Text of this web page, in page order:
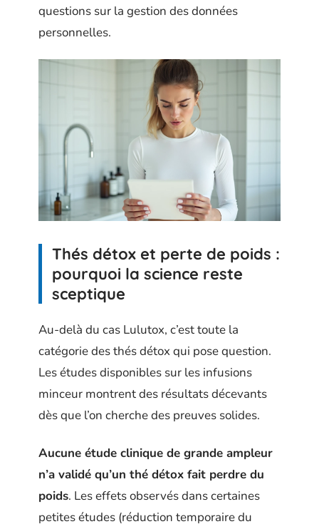
questions sur la gestion des données
personnelles.
Thés détox et perte de poids :
pourquoi la science reste
sceptique
Au-delà du cas Lulutox, c’est toute la
catégorie des thés détox qui pose question.
Les études disponibles sur les infusions
minceur montrent des résultats décevants
dès que l’on cherche des preuves solides.
Aucune étude clinique de grande ampleur
n’a validé qu’un thé détox fait perdre du
poids. Les effets observés dans certaines
petites études (réduction temporaire du